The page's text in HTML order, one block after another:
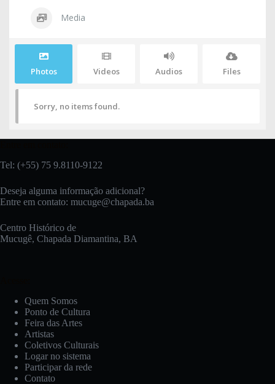
Media
Photos Videos Audios Files
Sorry, no items found.
Tel: (+55) 75 9.8110-9122
Deseja alguma informação adicional?
Entre em contato: mucuge@chapada.ba
Centro Histórico de
Mucugê, Chapada Diamantina, BA
Quem Somos
Ponto de Cultura
Feira das Artes
Artistas
Coletivos Culturais
Logar no sistema
Participar da rede
Contato